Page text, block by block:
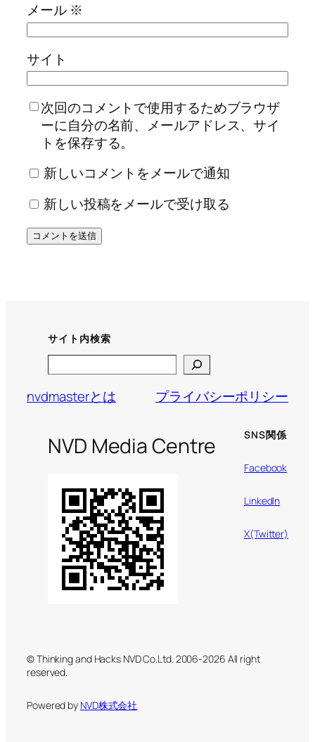
メール ※
サイト
次回のコメントで使用するためブラウザ
ーに自分の名前、メールアドレス、サイ
トを保存する。
新しいコメントをメールで通知
新しい投稿をメールで受け取る
サイト内検索
nvdmasterとは
プライバシーポリシー
NVD Media Centre SNS関係
Facebook
LinkedIn
X(Twitter)
© Thinking and Hacks NVD Co.Ltd. 2006-2026 All right
reserved.
Powered by NVD株式会社